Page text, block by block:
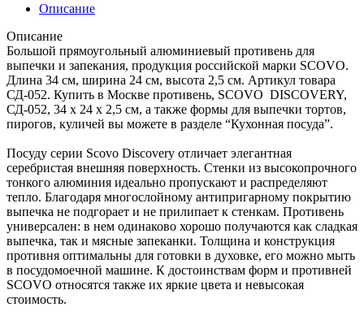
Описание
Описание
Большой прямоугольный алюминиевый противень для
выпечки и запекания, продукция российской марки SCOVO.
Длина 34 см, ширина 24 см, высота 2,5 см. Артикул товара
СД-052. Купить в Москве противень, SCOVO DISCOVERY,
СД-052, 34 х 24 х 2,5 см, а также формы для выпечки тортов,
пирогов, куличей вы можете в разделе “Кухонная посуда”.
Посуду серии Scovo Discovery отличает элегантная
серебристая внешняя поверхность. Стенки из высокопрочного
тонкого алюминия идеально пропускают и распределяют
тепло. Благодаря многослойному антипригарному покрытию
выпечка не подгорает и не прилипает к стенкам. Противень
универсален: в нем одинаково хорошо получаются как сладкая
выпечка, так и мясные запеканки. Толщина и конструкция
противня оптимальны для готовки в духовке, его можно мыть
в посудомоечной машине. К достоинствам форм и противней
SCOVO относятся также их яркие цвета и невысокая
стоимость.